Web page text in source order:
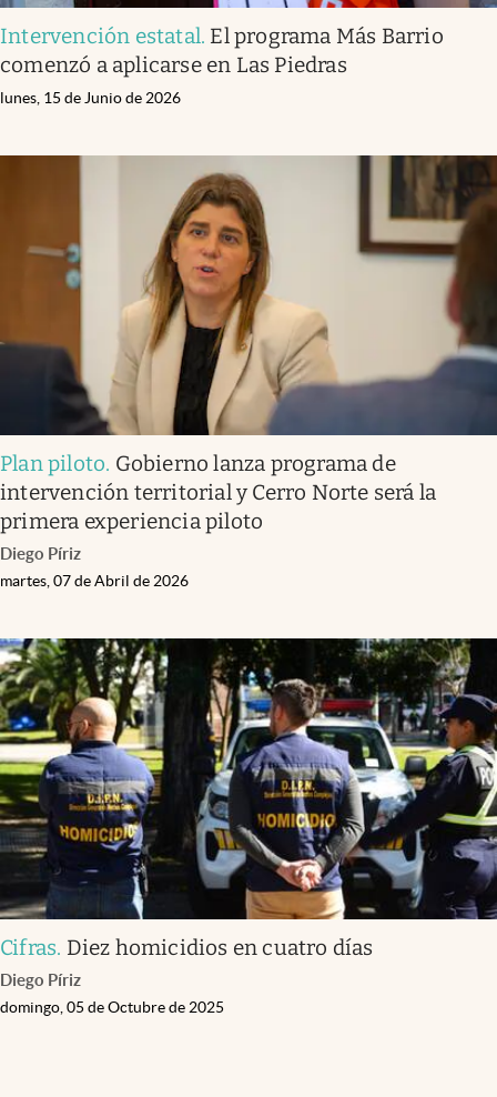
Intervención estatal. El programa Más Barrio
comenzó a aplicarse en Las Piedras
lunes, 15 de Junio de 2026
Plan piloto. Gobierno lanza programa de
intervención territorial y Cerro Norte será la
primera experiencia piloto
Diego Píriz
martes, 07 de Abril de 2026
Cifras. Diez homicidios en cuatro días
Diego Píriz
domingo, 05 de Octubre de 2025